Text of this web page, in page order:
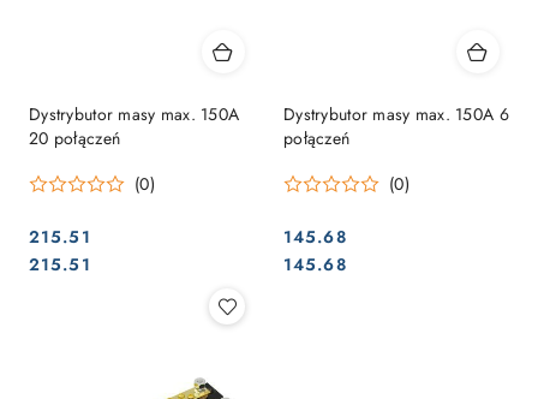
Dystrybutor masy max. 150A
20 połączeń
(0)
Cena:
215.51
Cena:
215.51
Dystrybutor masy max. 150A 6
połączeń
(0)
Cena:
145.68
Cena:
145.68